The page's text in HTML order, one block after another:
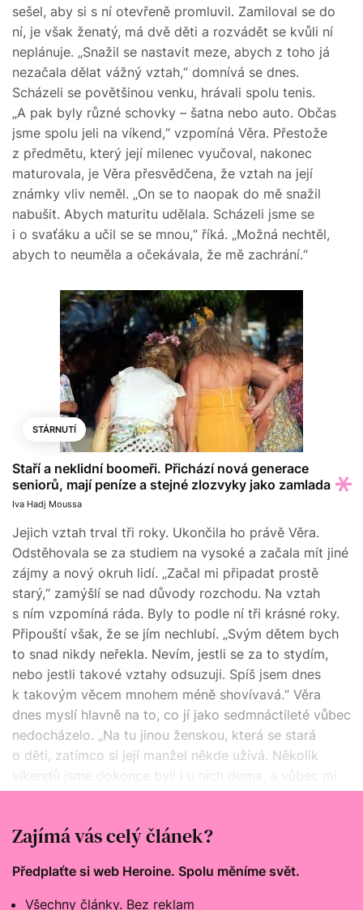
sešel, aby si s ní otevřeně promluvil. Zamiloval se do
ní, je však ženatý, má dvě děti a rozvádět se kvůli ní
neplánuje. „Snažil se nastavit meze, abych z toho já
nezačala dělat vážný vztah,“ domnívá se dnes.
Scházeli se povětšinou venku, hrávali spolu tenis.
„A pak byly různé schovky – šatna nebo auto. Občas
jsme spolu jeli na víkend,“ vzpomíná Věra. Přestože
z předmětu, který její milenec vyučoval, nakonec
maturovala, je Věra přesvědčena, že vztah na její
známky vliv neměl. „On se to naopak do mě snažil
nabušit. Abych maturitu udělala. Scházeli jsme se
i o svaťáku a učil se se mnou,“ říká. „Možná nechtěl,
abych to neuměla a očekávala, že mě zachrání.“
STÁRNUTÍ
Staří a neklidní boomeři. Přichází nová generace
seniorů, mají peníze a stejné zlozvyky jako zamlada
Iva Hadj Moussa
Jejich vztah trval tři roky. Ukončila ho právě Věra.
Odstěhovala se za studiem na vysoké a začala mít jiné
zájmy a nový okruh lidí. „Začal mi připadat prostě
starý,“ zamýšlí se nad důvody rozchodu. Na vztah
s ním vzpomíná ráda. Byly to podle ní tři krásné roky.
Připouští však, že se jím nechlubí. „Svým dětem bych
to snad nikdy neřekla. Nevím, jestli se za to stydím,
nebo jestli takové vztahy odsuzuji. Spíš jsem dnes
k takovým věcem mnohem méně shovívavá.“ Věra
dnes myslí hlavně na to, co jí jako sedmnácti­leté vůbec
nedocházelo. „Na tu jinou ženskou, která se stará
o děti, zatímco si její manžel někde užívá. Několik
víkendů jsme dokonce byli i u nich doma, a vůbec mi
to nevadilo. Dnes bych tuhle morální stránku řešila
Zajímá vás celý článek?
Předplaťte si web Heroine. Spolu měníme svět.
Všechny články. Bez reklam